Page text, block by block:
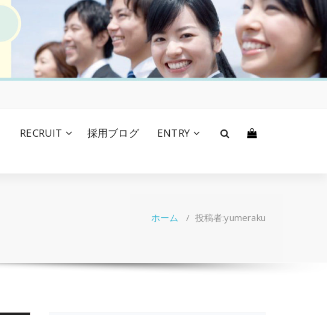
RECRUIT 採用ブログ ENTRY
ホーム / 投稿者:yumeraku